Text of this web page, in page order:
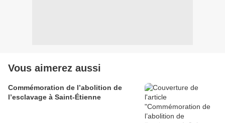
Vous aimerez aussi
Commémoration de l’abolition de
l’esclavage à Saint-Étienne